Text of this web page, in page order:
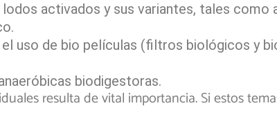
lodos activados y sus variantes, tales
el uso de bio películas (filtros biológicos y
biodigestoras.
resulta de vital importancia. Si estos